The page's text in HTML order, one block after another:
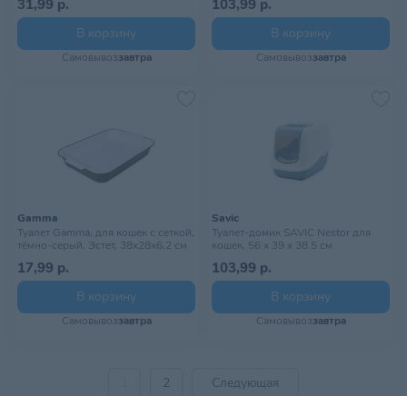
31,99 р.
В корзину
Самовывоззавтра
103,99 р.
В корзину
Самовывоззавтра
Gamma
Туалет Gamma, для кошек с сеткой,
тёмно-серый, Эстет, 38х28х6,2 см
17,99 р.
В корзину
Самовывоззавтра
Savic
Туалет-домик SAVIC Nestor для
кошек, 56 x 39 x 38.5 см
103,99 р.
В корзину
Самовывоззавтра
2 Следующая